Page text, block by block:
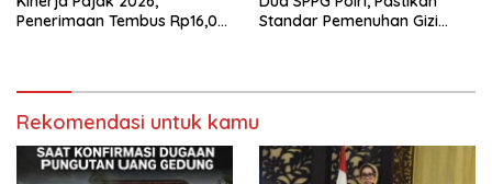
Penerimaan Tembus Rp16,08
Standar Pemenuhan Gizi
Rekomendasi untuk kamu